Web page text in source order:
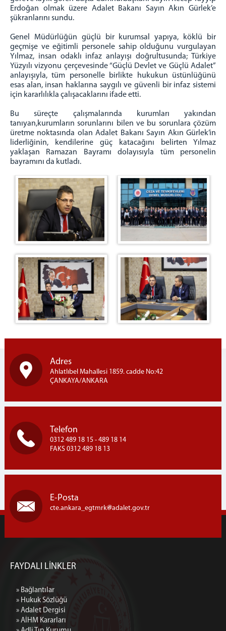
Mevzuat
KONUK ODALARI
MEDSİS
MİSAFİRHANE
Erdoğan olmak üzere Adalet Bakanı Sayın Akın Gürlek’e
şükranlarını sundu.
Genel Müdürlüğün güçlü bir kurumsal yapıya, köklü bir
geçmişe ve eğitimli personele sahip olduğunu vurgulayan
Yılmaz, insan odaklı infaz anlayışı doğrultusunda; Türkiye
Yüzyılı vizyonu çerçevesinde “Güçlü Devlet ve Güçlü Adalet”
anlayışıyla, tüm personelle birlikte hukukun üstünlüğünü
esas alan, insan haklarına saygılı ve güvenli bir infaz sistemi
için kararlılıkla çalışacaklarını ifade etti.
Bu süreçte çalışmalarında kurumları yakından
tanıyan,kurumların sorunlarını bilen ve bu sorunlara çözüm
üretme noktasında olan Adalet Bakanı Sayın Akın Gürlek’in
liderliğinin, kendilerine güç katacağını belirten Yılmaz
yaklaşan Ramazan Bayramı dolayısıyla tüm personelin
bayramını da kutladı.
Adres
Ahlatlıbel Mahallesi 1859. cadde No:42
ÇANKAYA/ANKARA
Telefon
0312 489 18 15 - 489 18 14
FAKS 0312 489 18 13
E-Posta
cte.ankara_egtmrk adalet.gov.tr
FAYDALI LİNKLER
» Bağlantılar
» Hukuk Sözlüğü
» Adalet Dergisi
» AİHM Kararları